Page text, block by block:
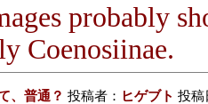
probably
Coenosiinae.
、普通？ 投稿者： ヒゲブト 投稿